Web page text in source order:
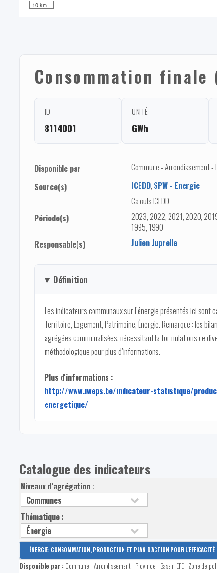
10 km
Consommation
ID
8114001
UNITÉ
GWh
Disponible par
Commune - Arrondissement -
Source(s)
ICEDD, SPW - Energie
Calculs ICEDD
Période(s)
2023, 2022, 2021, 2020,
1995, 1990
Responsable(s)
Julien Juprelle
Définition
Les indicateurs communaux sur l’énergie présentés ici sont
Territoire, Logement, Patrimoine, Énergie. Remarque : les
agrégées communalisées, nécessitant la formulations de
méthodologique pour plus d’informations.
Plus d'informations :
http://www.iweps.be/indicateur-statistique/
energetique/
Catalogue des indicateurs
Niveaux d’agrégation :
Thématique :
ÉNERGIE: CONSOMMATION, PRODUCTION ET PLAN D'ACTION POUR L'EFFICACITÉ
Disponible par : Commune - Arrondissement - Province - Bassin EFE - Zone de